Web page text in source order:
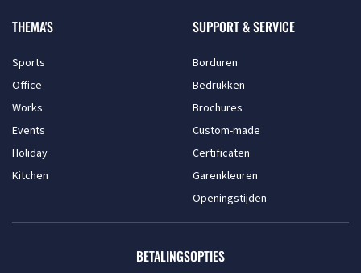
THEMA'S
Sports
Office
Works
Events
Holiday
Kitchen
SUPPORT & SERVICE
Borduren
Bedrukken
Brochures
Custom-made
Certificaten
Garenkleuren
Openingstijden
BETALINGSOPTIES